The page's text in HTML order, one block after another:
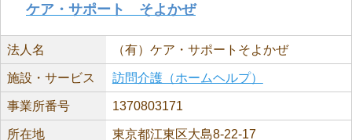
ケア・サポート そよかぜ
法人名 （有）ケア・サポートそよかぜ
施設・サービス 訪問介護（ホームヘルプ）
事業所番号 1370803171
所在地 東京都江東区大島8-22-17